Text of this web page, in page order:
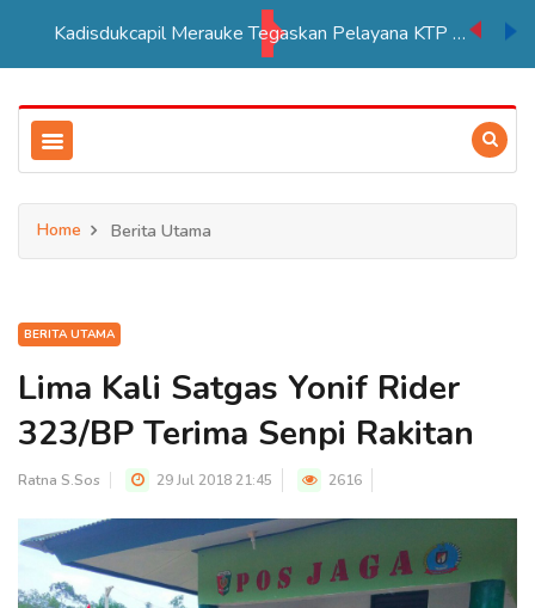
Kadisdukcapil Merauke Tegaskan Pelayana KTP Sesuai SOP
Home Berita Utama
BERITA UTAMA
Lima Kali Satgas Yonif Rider
323/BP Terima Senpi Rakitan
Ratna S.Sos 29 Jul 2018 21:45 2616